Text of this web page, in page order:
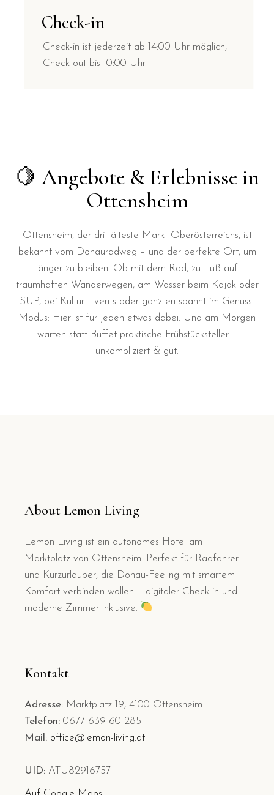
Check-in
Check-in ist jederzeit ab 14:00 Uhr möglich,
Check-out bis 10:00 Uhr.
🍋 Angebote & Erlebnisse in
Ottensheim
Ottensheim, der drittälteste Markt Oberösterreichs, ist
bekannt vom Donauradweg – und der perfekte Ort, um
länger zu bleiben. Ob mit dem Rad, zu Fuß auf
traumhaften Wanderwegen, am Wasser beim Kajak oder
SUP, bei Kultur-Events oder ganz entspannt im Genuss-
Modus: Hier ist für jeden etwas dabei. Und am Morgen
warten statt Buffet praktische Frühstücksteller –
unkompliziert & gut.
About Lemon Living
Lemon Living ist ein autonomes Hotel am
Marktplatz von Ottensheim. Perfekt für Radfahrer
und Kurzurlauber, die Donau-Feeling mit smartem
Komfort verbinden wollen – digitaler Check-in und
moderne Zimmer inklusive.
Kontakt
Adresse: Marktplatz 19, 4100 Ottensheim
Telefon: 0677 639 60 285
Mail: office@lemon-living.at
UID: ATU82916757